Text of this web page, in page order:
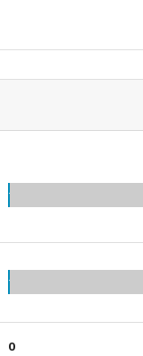
1.00
1.00
0